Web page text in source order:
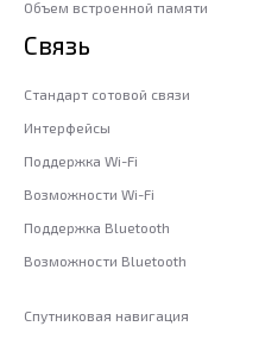
Объем встроенной памяти
Связь
Стандарт сотовой связи
Интерфейсы
Поддержка Wi-Fi
Возможности Wi-Fi
Поддержка Bluetooth
Возможности Bluetooth
Спутниковая навигация